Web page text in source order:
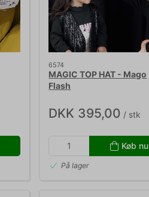
6574
MAGIC TOP HAT - Mago
Flash
DKK 395,00 / stk
Køb nu
På lager